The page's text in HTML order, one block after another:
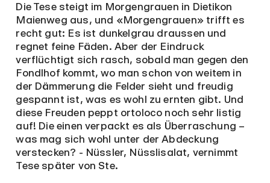
Die Tese steigt im Morgengrauen in Dietikon
Maienweg aus, und «Morgengrauen» trifft es
recht gut: Es ist dunkelgrau draussen und
regnet feine Fäden. Aber der Eindruck
verflüchtigt sich rasch, sobald man gegen den
Fondlhof kommt, wo man schon von weitem in
der Dämmerung die Felder sieht und freudig
gespannt ist, was es wohl zu ernten gibt. Und
diese Freuden peppt ortoloco noch sehr listig
auf! Die einen verpackt es als Überraschung –
was mag sich wohl unter der Abdeckung
verstecken? - Nüssler, Nüsslisalat, vernimmt
Tese später von Ste.